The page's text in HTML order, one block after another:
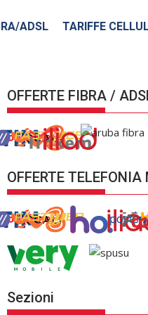
ADSL TARIFFE
OFFERTE FIBRA /
OFFERTE TELEFONIA
Sezioni